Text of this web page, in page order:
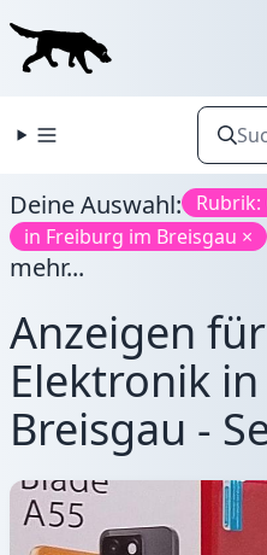
Deine Auswahl:
in Freiburg im Breisgau ×
mehr...
Anzeigen
Elektronik
Breisgau -